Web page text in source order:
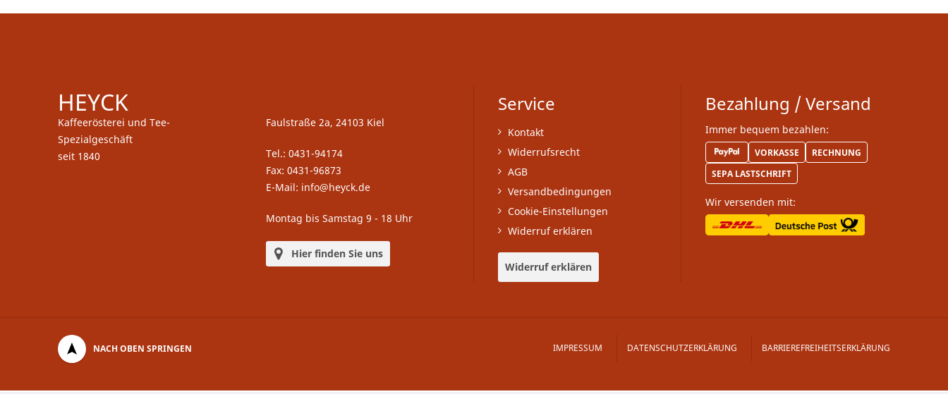
HEYCK
Kaffeerösterei und Tee-
Spezialgeschäft
seit 1840
Faulstraße 2a, 24103 Kiel
Tel.: 0431-94174
Fax: 0431-96873
E-Mail: info@heyck.de
Montag bis Samstag 9 - 18 Uhr
Hier finden Sie uns
Service
Kontakt
Widerrufsrecht
AGB
Versandbedingungen
Cookie-Einstellungen
Widerruf erklären
Widerruf erklären
Bezahlung / Versand
Immer bequem bezahlen:
VORKASSE
RECHNUNG
SEPA LASTSCHRIFT
Wir versenden mit:
NACH OBEN SPRINGEN IMPRESSUM DATENSCHUTZERKLÄRUNG BARRIEREFREIHEITSERKLÄRUNG